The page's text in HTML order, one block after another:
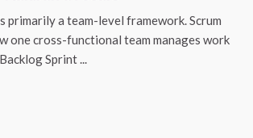
primarily a team-level framework. Scrum
one cross-functional team manages work
Sprint ...